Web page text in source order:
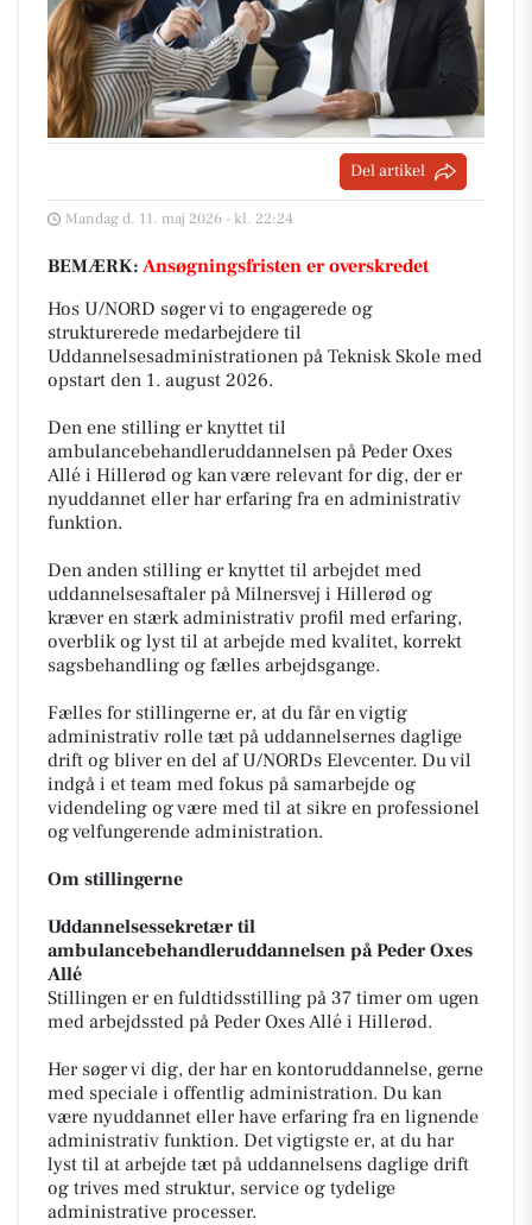
Del artikel
Mandag d. 11. maj 2026 - kl. 22:24
BEMÆRK: Ansøgningsfristen er overskredet
Hos U/NORD søger vi to engagerede og
strukturerede medarbejdere til
Uddannelsesadministrationen på Teknisk Skole med
opstart den 1. august 2026.
Den ene stilling er knyttet til
ambulancebehandleruddannelsen på Peder Oxes
Allé i Hillerød og kan være relevant for dig, der er
nyuddannet eller har erfaring fra en administrativ
funktion.
Den anden stilling er knyttet til arbejdet med
uddannelsesaftaler på Milnersvej i Hillerød og
kræver en stærk administrativ profil med erfaring,
overblik og lyst til at arbejde med kvalitet, korrekt
sagsbehandling og fælles arbejdsgange.
Fælles for stillingerne er, at du får en vigtig
administrativ rolle tæt på uddannelsernes daglige
drift og bliver en del af U/NORDs Elevcenter. Du vil
indgå i et team med fokus på samarbejde og
videndeling og være med til at sikre en professionel
og velfungerende administration.
Om stillingerne
Uddannelsessekretær til
ambulancebehandleruddannelsen på Peder Oxes
Allé
Stillingen er en fuldtidsstilling på 37 timer om ugen
med arbejdssted på Peder Oxes Allé i Hillerød.
Her søger vi dig, der har en kontoruddannelse, gerne
med speciale i offentlig administration. Du kan
være nyuddannet eller have erfaring fra en lignende
administrativ funktion. Det vigtigste er, at du har
lyst til at arbejde tæt på uddannelsens daglige drift
og trives med struktur, service og tydelige
administrative processer.